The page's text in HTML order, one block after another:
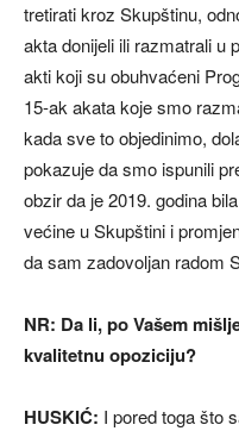
tretirati kroz Skupštinu,
akta donijeli ili razmatrali u
akti koji su obuhvaćeni
15-ak akata koje smo
kada sve to objedinimo,
pokazuje da smo ispunili
obzir da je 2019. godina
većine u Skupštini i
da sam zadovoljan radom
NR: Da li, po Vašem
kvalitetnu opoziciju?
HUSKIĆ: I pored toga što